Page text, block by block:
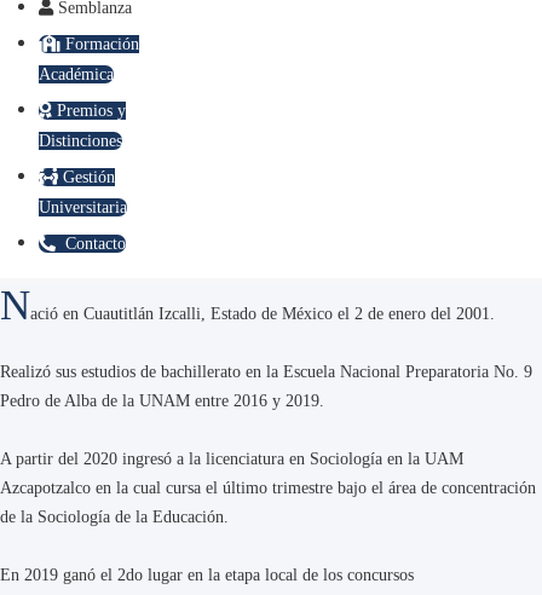
Semblanza
Formación
Académica
Premios y
Distinciones
Gestión
Universitaria
Contacto
Nació en Cuautitlán Izcalli, Estado de México el 2 de enero del 2001.
Realizó sus estudios de bachillerato en la Escuela Nacional Preparatoria No. 9
Pedro de Alba de la UNAM entre 2016 y 2019.
A partir del 2020 ingresó a la licenciatura en Sociología en la UAM
Azcapotzalco en la cual cursa el último trimestre bajo el área de concentración
de la Sociología de la Educación.
En 2019 ganó el 2do lugar en la etapa local de los concursos